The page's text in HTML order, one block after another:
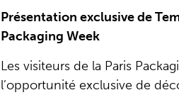
Présentation exclusive de
Packaging Week
Les visiteurs de la Paris
l’opportunité exclusive de